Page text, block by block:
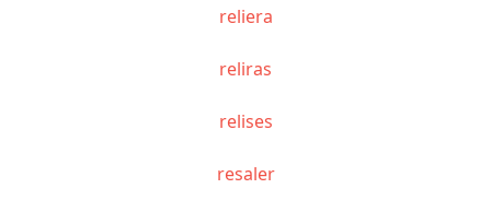
reliera
reliras
relises
resaler